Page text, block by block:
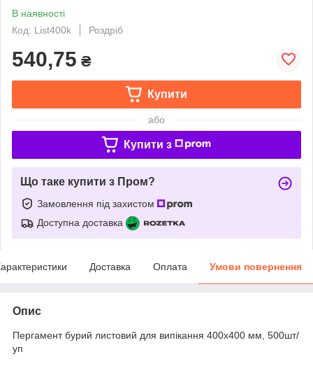
В наявності
Код: List400k
Роздріб
540,75 ₴
Купити
або
Купити з
Що таке купити з Пром?
Замовлення під захистом
Доступна доставка
Доставка Оплата Умови повернення
Опис
Пергамент бурий листовий для випікання 400х400 мм, 500шт/
уп